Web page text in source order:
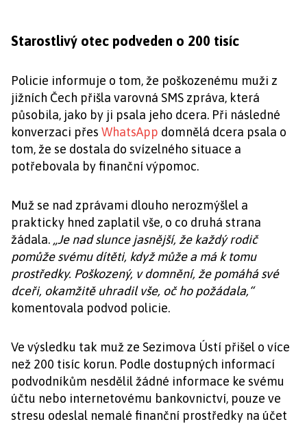
Starostlivý otec podveden o 200 tisíc
Policie informuje o tom, že poškozenému muži z
jižních Čech přišla varovná SMS zpráva, která
působila, jako by ji psala jeho dcera. Při následné
konverzaci přes WhatsApp domnělá dcera psala o
tom, že se dostala do svízelného situace a
potřebovala by finanční výpomoc.
Muž se nad zprávami dlouho nerozmýšlel a
prakticky hned zaplatil vše, o co druhá strana
žádala. „Je nad slunce jasnější, že každý rodič
pomůže svému dítěti, když může a má k tomu
prostředky. Poškozený, v domnění, že pomáhá své
dceři, okamžitě uhradil vše, oč ho požádala,“
komentovala podvod policie.
Ve výsledku tak muž ze Sezimova Ústí přišel o více
než 200 tisíc korun. Podle dostupných informací
podvodníkům nesdělil žádné informace ke svému
účtu nebo internetovému bankovnictví, pouze ve
stresu odeslal nemalé finanční prostředky na účet